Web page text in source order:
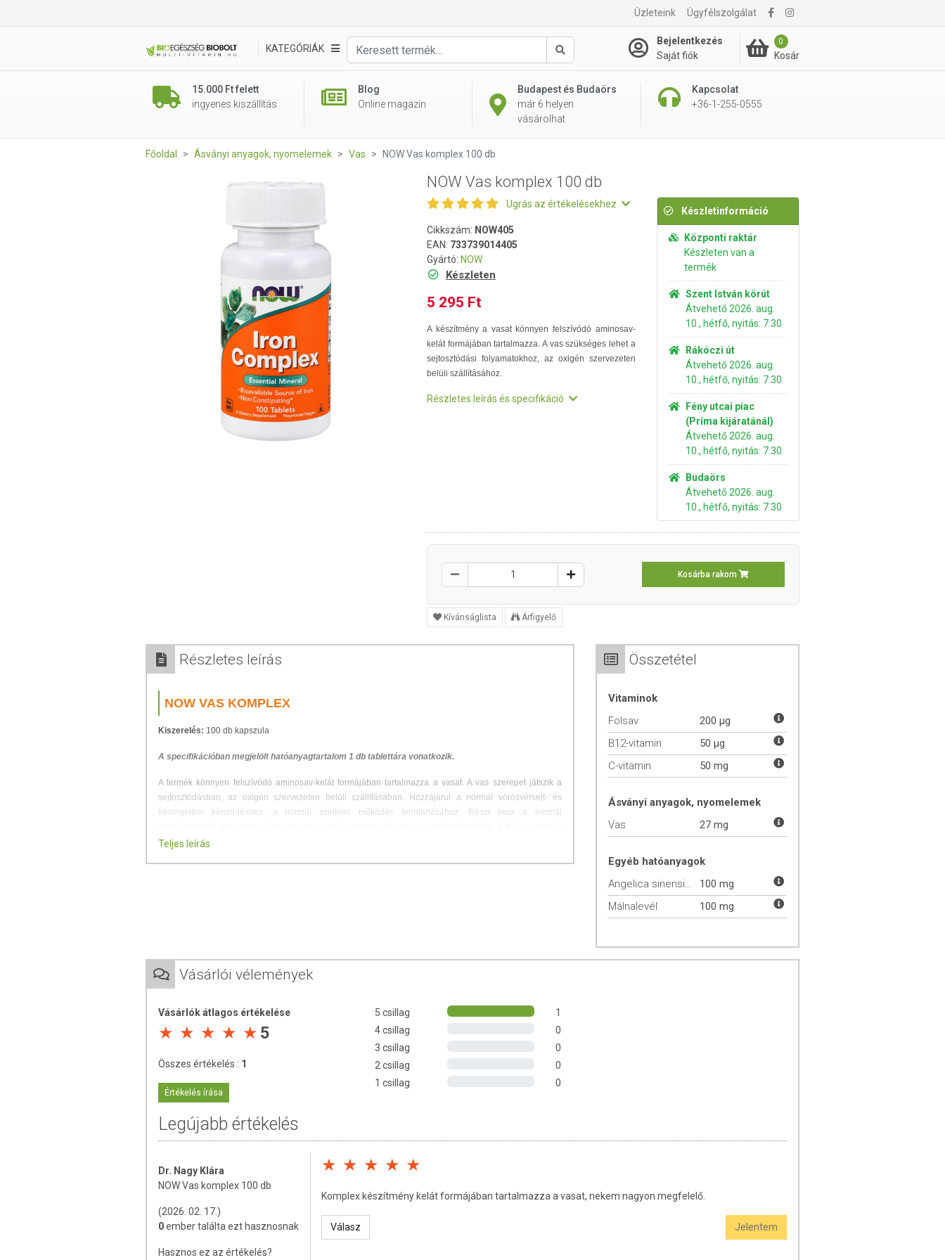
Üzleteink Ügyfélszolgálat
KATEGÓRIÁK
Keresés
Bejelentkezés
Saját fiók
0
Kosár
15.000 Ft felett
ingyenes kiszállítás
Blog
Online magazin
Budapest és Budaörs
már 6 helyen
vásárolhat
Kapcsolat
+36-1-255-0555
5 295 Ft Kosárba rakom
Főoldal Ásványi anyagok, nyomelemek Vas NOW Vas komplex 100 db
NOW Vas komplex 100 db
Ugrás az értékelésekhez
Cikkszám: NOW405
EAN: 733739014405
Gyártó: NOW
Készleten
5 295 Ft
A készítmény a vasat könnyen felszívódó aminosav-
kelát formájában tartalmazza. A vas szükséges lehet a
sejtosztódási folyamatokhoz, az oxigén szervezeten
belüli szállításához.
Részletes leírás és specifikáció
Készletinformáció
Központi raktár
Készleten van a
termék
Szent István körút
Átvehető 2026. aug.
10., hétfő, nyitás: 7:30
Rákóczi út
Átvehető 2026. aug.
10., hétfő, nyitás: 7:30
Fény utcai piac
(Príma kijáratánál)
Átvehető 2026. aug.
10., hétfő, nyitás: 7:30
Budaörs
Átvehető 2026. aug.
10., hétfő, nyitás: 7:30
Kosárba rakom
Kívánságlista Árfigyelő
Részletes leírás
NOW VAS KOMPLEX
Kiszerelés: 100 db kapszula
A specifikációban megjelölt hatóanyagtartalom 1 db tablettára vonatkozik.
A termék könnyen felszívódó aminosav-kelát formájában tartalmazza a vasat. A vas szerepet játszik a
sejtosztódásban, az oxigén szervezeten belüli szállításában. Hozzájárul a normál vörösvérsejt- és
hemoglobin képződéshez, a normál szellemi működés fenntartásához. Részt vesz a normál
vérképzésben a B-12 vitamin a normál vörösvérsejt képződésben játszik szerepet.
Összetevők:tömegnövelő szerek (cellulóz,nátrium-(karboxi-metil)-cellulóz),vas-biszglicinát, Kinai
angyalgyökér (Angelica sinensis) gyökérpor, vörös málnalevél (Rubus ideus) por, aszkorbinsav,
fényezőanyag (sztearinsav), maltodextrin, folsav, csomósodás gátló anyagok (szilícium-dioxid,
Összetétel 1 tablettában:
Vas (kelát formában) 27 mg
Folsav 200 mcg
Vörös málnalevélpor (Rubus ideus) 100 mg
Tárolás: száraz, hűvös helyen.
Származási hely: USA
Teljes leírás
Összetétel
Vitaminok
Folsav
200 µg
B12-vitamin
50 µg
C-vitamin
50 mg
Ásványi anyagok, nyomelemek
Vas
27 mg
Egyéb hatóanyagok
Angelica sinensis (Kínai angyalgyökér)
100 mg
Málnalevél
100 mg
Vásárlói vélemények
Vásárlók átlagos értékelése
5
Összes értékelés : 1
Értékelés írása
5 csillag
1
4 csillag
0
3 csillag
0
2 csillag
0
1 csillag
0
Legújabb értékelés
Dr. Nagy Klára
NOW Vas komplex 100 db
(2026. 02. 17.)
0ember találta ezt hasznosnak
Hasznos ez az értékelés?
Komplex készítmény kelát formájában tartalmazza a vasat, nekem nagyon megfelelő.
Válasz Jelentem